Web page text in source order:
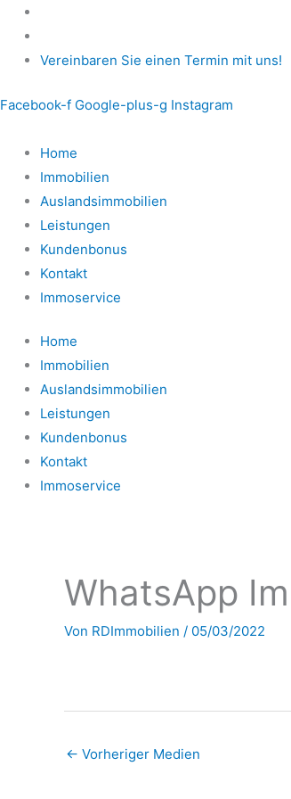
Zum
Inhalt
springenVereinbaren Sie einen Termin mit uns!
Facebook-f Google-plus-g Instagram
Home
Immobilien
Auslandsimmobilien
Leistungen
Kundenbonus
Kontakt
Immoservice
Home
Immobilien
Auslandsimmobilien
Leistungen
Kundenbonus
Kontakt
Immoservice
WhatsApp
Von RDImmobilien / 05/03/2022
← Vorheriger Medien